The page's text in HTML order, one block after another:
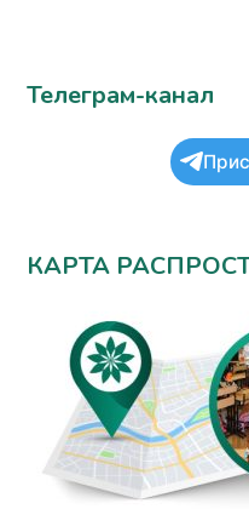
Телеграм-канал
КАРТА